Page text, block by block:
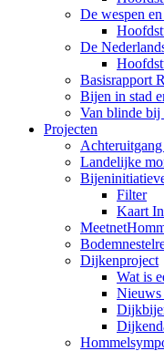
De wespen
De
Basisrapport
Bijen in stad
Van blinde
Projecten
Landelijke
Filter
Kaart
Dijkenproject
Wat is
Nieuws